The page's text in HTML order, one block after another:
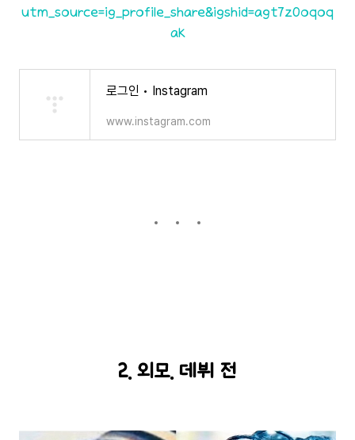
utm_source=ig_profile_share&igshid=agt7z0oqoq
ak
로그인 • Instagram
www.instagram.com
2. 외모. 데뷔 전